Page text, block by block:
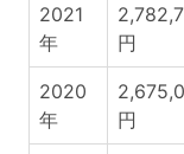
2021
年
円
2020
年
円